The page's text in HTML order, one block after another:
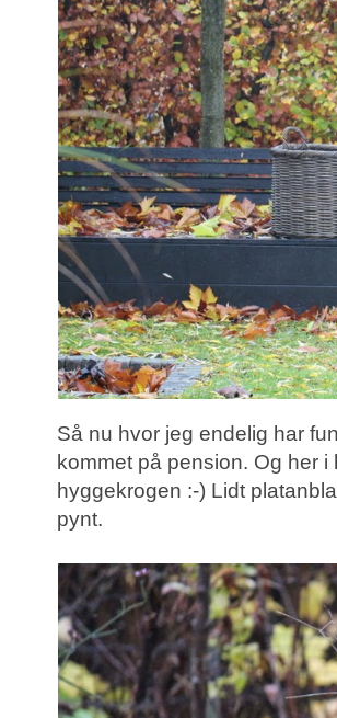
Så nu hvor jeg endelig har
kommet på pension. Og her
hyggekrogen :-) Lidt
pynt.